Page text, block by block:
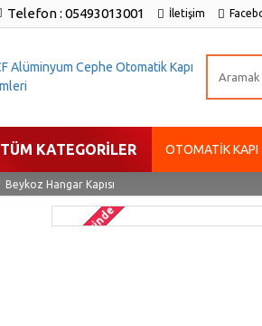
Telefon : 05493013001 İletişim
TÜM KATEGORILER OTOMATIK KAPI
Beykoz Hangar Kapısı
2-3 gün içinde